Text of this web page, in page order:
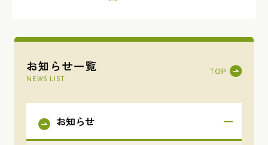
お知らせ一覧
NEWS LIST
お知らせ